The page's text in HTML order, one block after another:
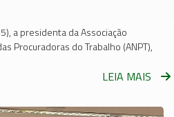
a presidenta da Associação
Procuradoras do Trabalho (ANPT),
LEIA MAIS